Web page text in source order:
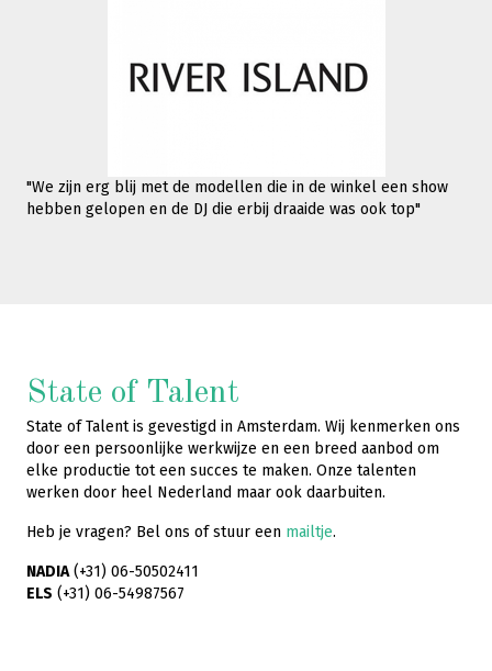
"We zijn erg blij met de modellen die in de winkel een show
hebben gelopen en de DJ die erbij draaide was ook top"
State of Talent
State of Talent is gevestigd in Amsterdam. Wij kenmerken ons
door een persoonlijke werkwijze en een breed aanbod om
elke productie tot een succes te maken. Onze talenten
werken door heel Nederland maar ook daarbuiten.
Heb je vragen? Bel ons of stuur een mailtje.
NADIA(+31) 06-50502411
ELS (+31) 06-54987567